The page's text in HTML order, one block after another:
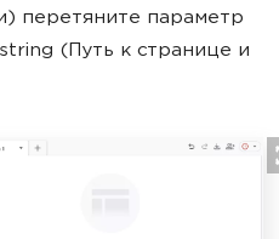
перетяните параметр
(Путь к странице и